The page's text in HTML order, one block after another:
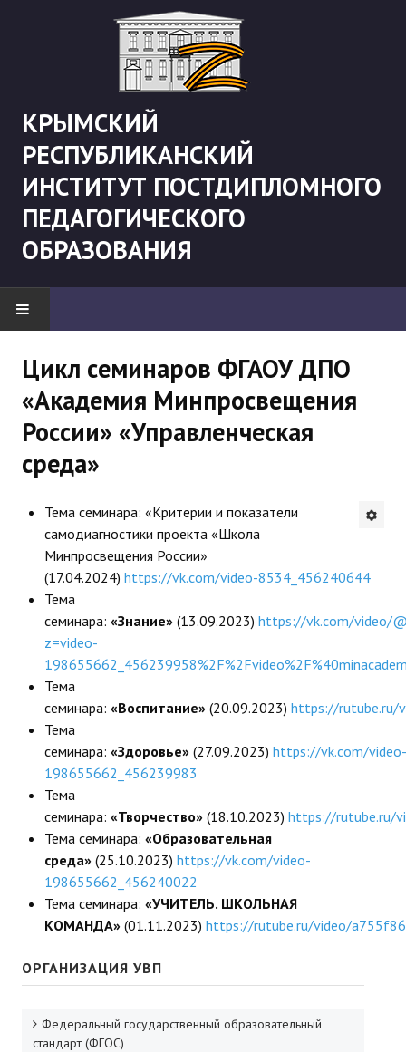
КРЫМСКИЙ
РЕСПУБЛИКАНСКИЙ
ИНСТИТУТ ПОСТДИПЛОМНОГО
ПЕДАГОГИЧЕСКОГО
ОБРАЗОВАНИЯ
"Боевая" русистика
Будни института
АНОНСЫ
ИНСТИТУТ
Противодействие коррупции
В ПОМОЩЬ УЧИТЕЛЮ
Организация УВП
ГИА
Карта ГИА РК
Советуем прочитать
Готовимся к новому учебному году 2026-2027
ДПО
Профессиональная переподготовка
Повышение квалификации
Цикл семинаров ФГАОУ ДПО
«Академия Минпросвещения
России» «Управленческая
среда»
Тема семинара: «Критерии и показатели
самодиагностики проекта «Школа
Минпросвещения России»
(17.04.2024) https://vk.com/video-8534_456240644
Тема
семинара: «Знание» (13.09.2023) https://vk.com/video/
z=video-
Тема
семинара: «Воспитание» (20.09.2023) https://rutube.ru/
Тема
семинара: «Здоровье» (27.09.2023) https://vk.com/video-
198655662_456239983
Тема
семинара: «Творчество» (18.10.2023) https://rutube.ru/
Тема семинара: «Образовательная
среда» (25.10.2023) https://vk.com/video-
198655662_456240022
Тема семинара: «УЧИТЕЛЬ. ШКОЛЬНАЯ
КОМАНДА» (01.11.2023) https://rutube.ru/video/
ОРГАНИЗАЦИЯ УВП
Федеральный государственный образовательный
стандарт (ФГОС)